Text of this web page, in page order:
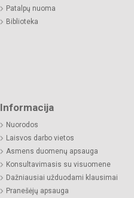
Patalpų nuoma
Biblioteka
Informacija
Nuorodos
Laisvos darbo vietos
Asmens duomenų apsauga
Konsultavimasis su visuomene
Dažniausiai užduodami klausimai
Pranešėjų apsauga